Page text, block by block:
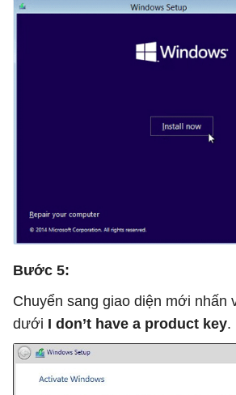
Bước 5:
Chuyển sang giao diện mới nhấn
dưới I don’t have a product key.